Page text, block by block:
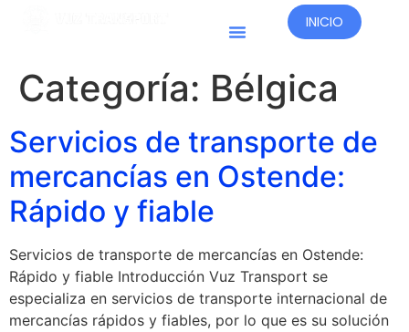
INICIO
Categoría: Bélgica
Servicios de transporte de
mercancías en Ostende:
Rápido y fiable
Servicios de transporte de mercancías en Ostende:
Rápido y fiable Introducción Vuz Transport se
especializa en servicios de transporte internacional de
mercancías rápidos y fiables, por lo que es su solución